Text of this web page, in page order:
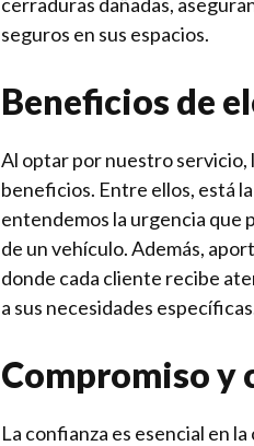
seguros en sus espacios.
Beneficios de
Al optar por nuestro
beneficios. Entre ellos, está
entendemos la urgencia que
de un vehículo. Además,
donde cada cliente recibe
a sus necesidades
Compromiso y
La confianza es esencial en